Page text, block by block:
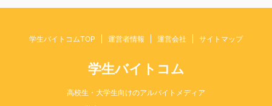
学生バイトコムTOP 運営者情報 運営会社 サイトマップ
学生バイトコム
高校生・大学生向けのアルバイトメディア